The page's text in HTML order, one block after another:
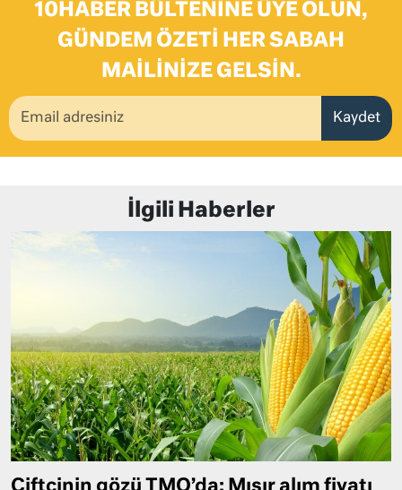
10HABER BÜLTENINE ÜYE OLUN,
GÜNDEM ÖZETI HER SABAH
MAILINIZE GELSIN.
Kaydet
İlgili Haberler